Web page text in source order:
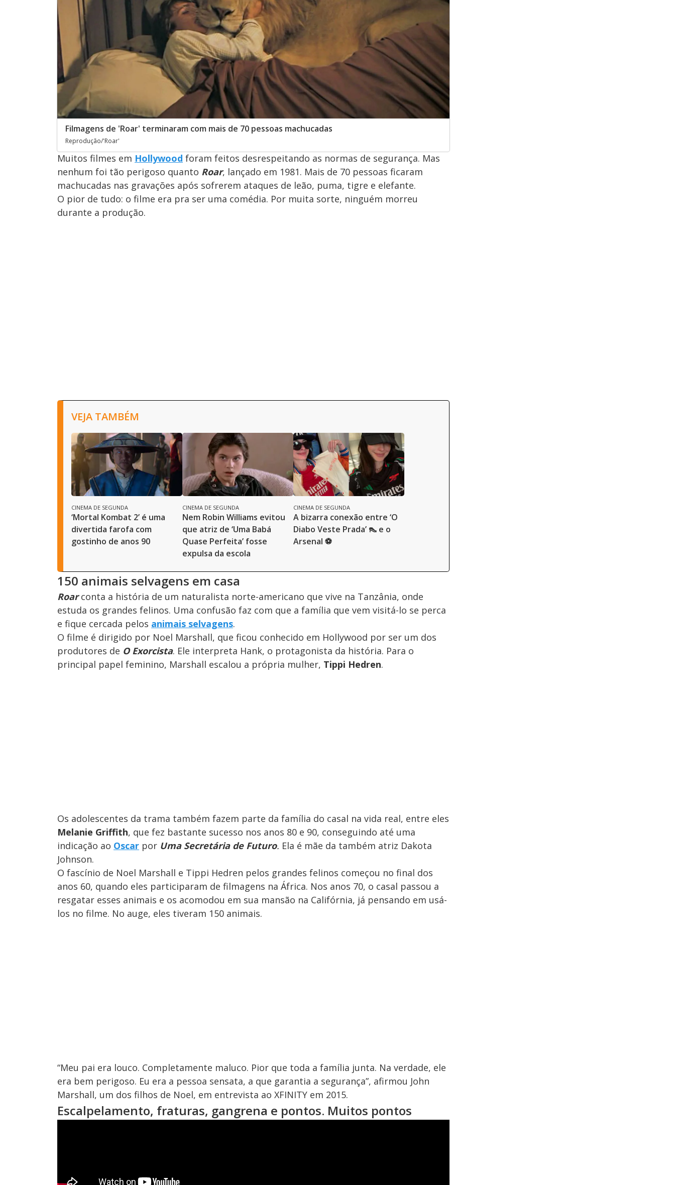
Filmagens de 'Roar' terminaram com mais de 70 pessoas machucadas
Reprodução/'Roar'
Muitos filmes em Hollywood foram feitos desrespeitando as normas de segurança. Mas
nenhum foi tão perigoso quanto Roar, lançado em 1981. Mais de 70 pessoas ficaram
machucadas nas gravações após sofrerem ataques de leão, puma, tigre e elefante.
O pior de tudo: o filme era pra ser uma comédia. Por muita sorte, ninguém morreu
durante a produção.
VEJA TAMBÉM
CINEMA DE SEGUNDA
‘Mortal Kombat 2’ é uma
divertida farofa com
gostinho de anos 90
CINEMA DE SEGUNDA
Nem Robin Williams evitou
que atriz de ‘Uma Babá
Quase Perfeita’ fosse
expulsa da escola
CINEMA DE SEGUNDA
A bizarra conexão entre ‘O
Diabo Veste Prada’ 👠 e o
Arsenal ⚽
150 animais selvagens em casa
Roarconta a história de um naturalista norte-americano que vive na Tanzânia, onde
estuda os grandes felinos. Uma confusão faz com que a família que vem visitá-lo se perca
e fique cercada pelos animais selvagens.
O filme é dirigido por Noel Marshall, que ficou conhecido em Hollywood por ser um dos
produtores de O Exorcista. Ele interpreta Hank, o protagonista da história. Para o
principal papel feminino, Marshall escalou a própria mulher, Tippi Hedren.
Os adolescentes da trama também fazem parte da família do casal na vida real, entre eles
Melanie Griffith, que fez bastante sucesso nos anos 80 e 90, conseguindo até uma
indicação ao Oscar por Uma Secretária de Futuro. Ela é mãe da também atriz Dakota
Johnson.
O fascínio de Noel Marshall e Tippi Hedren pelos grandes felinos começou no final dos
anos 60, quando eles participaram de filmagens na África. Nos anos 70, o casal passou a
resgatar esses animais e os acomodou em sua mansão na Califórnia, já pensando em usá-
los no filme. No auge, eles tiveram 150 animais.
“Meu pai era louco. Completamente maluco. Pior que toda a família junta. Na verdade, ele
era bem perigoso. Eu era a pessoa sensata, a que garantia a segurança”, afirmou John
Marshall, um dos filhos de Noel, em entrevista ao XFINITY em 2015.
Escalpelamento, fraturas, gangrena e pontos. Muitos pontos